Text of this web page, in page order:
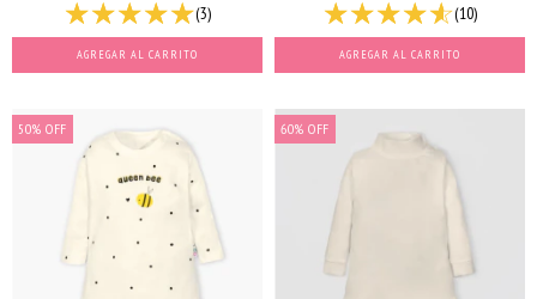
(3)
AGREGAR AL CARRITO
(10)
AGREGAR AL CARRITO
50% OFF 60% OFF